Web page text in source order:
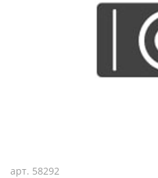
арт. 58292